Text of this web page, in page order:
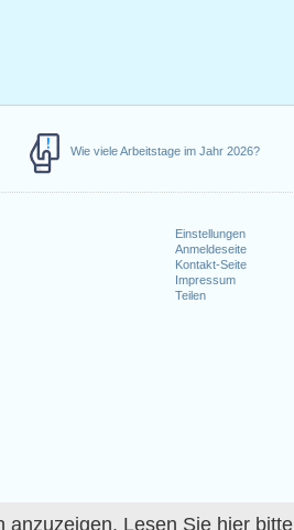
Lesen Sie hier bitte
Wie viele Arbeitstage im Jahr 2026?
Einstellungen
Anmeldeseite
Kontakt-Seite
Impressum
Teilen